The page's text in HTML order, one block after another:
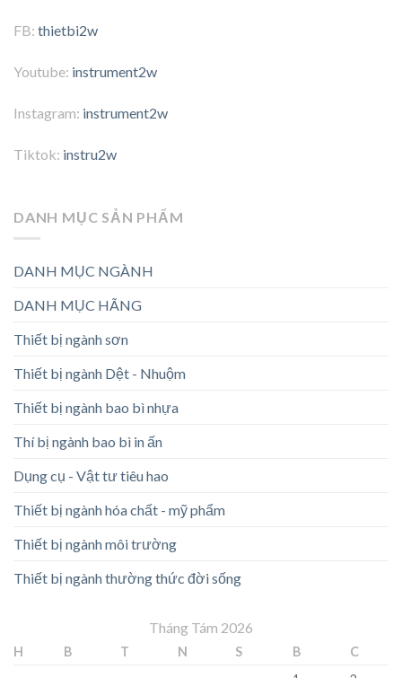
FB: thietbi2w
Youtube: instrument2w
Instagram: instrument2w
Tiktok: instru2w
DANH MỤC SẢN PHẨM
DANH MỤC NGÀNH
DANH MỤC HÃNG
Thiết bị ngành sơn
Thiết bị ngành Dệt - Nhuộm
Thiết bị ngành bao bì nhựa
Thí bị ngành bao bì in ấn
Dụng cụ - Vật tư tiêu hao
Thiết bị ngành hóa chất - mỹ phẩm
Thiết bị ngành môi trường
Thiết bị ngành thường thức đời sống
Tháng Tám 2026
H B T N S B
C